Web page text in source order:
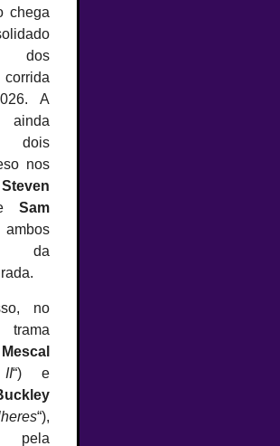
chega
dos
A
dois
nos
Steven
Sam
da
no
II“) e
“),
pela